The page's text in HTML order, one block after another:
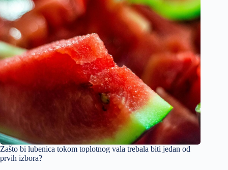
Zašto bi lubenica tokom toplotnog vala trebala biti jedan od
prvih izbora?